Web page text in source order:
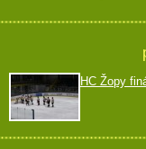
HC Žopy